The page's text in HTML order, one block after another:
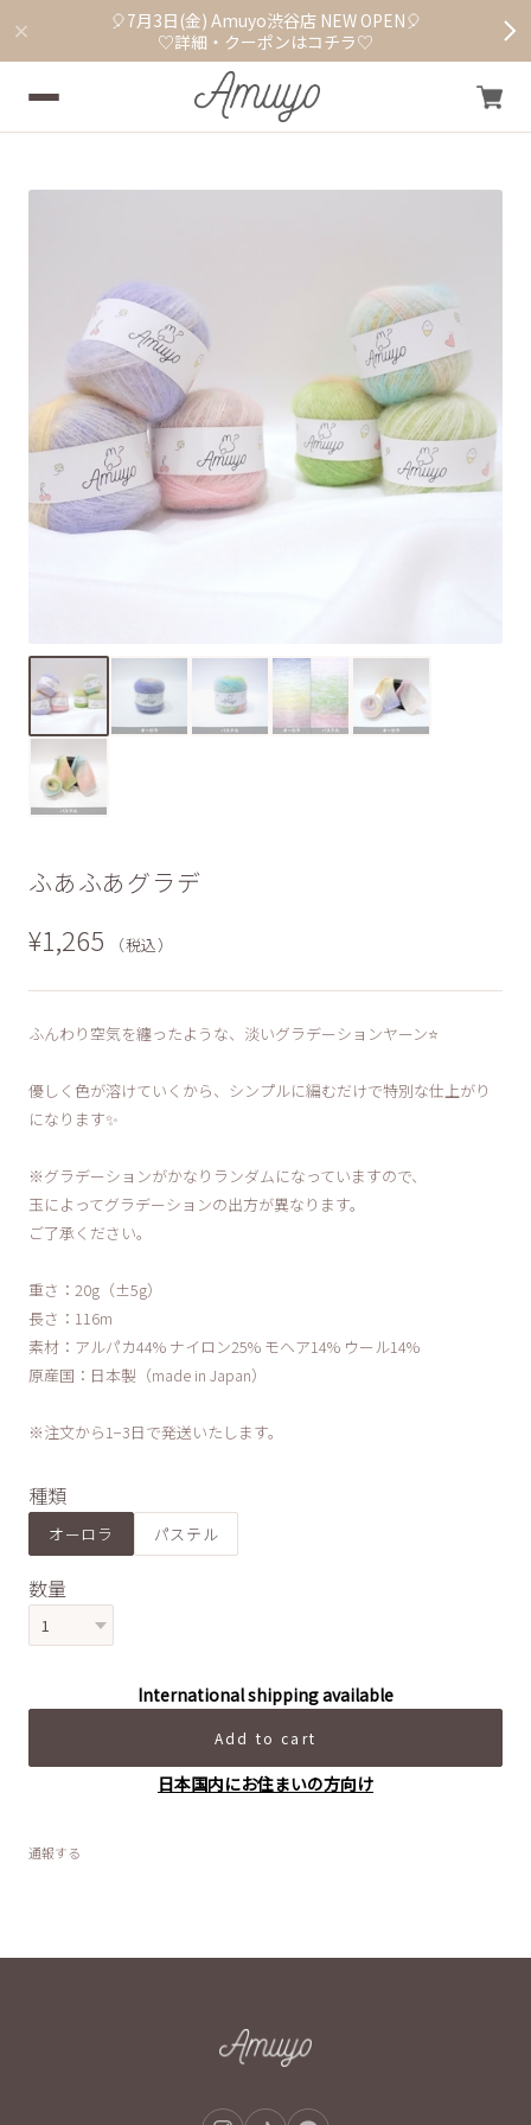
🎈7月3日(金) Amuyo渋谷店 NEW OPEN🎈
♡詳細・クーポンはコチラ♡
ふあふあグラデ
¥1,265 （税込）
ふんわり空気を纏ったような、淡いグラデーションヤーン⭐️
優しく色が溶けていくから、シンプルに編むだけで特別な仕上がり
になります✨
※グラデーションがかなりランダムになっていますので、
玉によってグラデーションの出方が異なります。
ご了承ください。
重さ：20g（±5g）
長さ：116m
素材：アルパカ44% ナイロン25% モヘア14% ウール14%
原産国：日本製（made in Japan）
※注文から1−3日で発送いたします。
種類
オーロラ パステル
数量
International shipping available
Add to cart
日本国内にお住まいの方向け
通報する